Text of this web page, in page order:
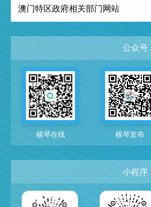
澳门特区政府相关部门网站
公众号
横琴在线 横琴发布
小程序